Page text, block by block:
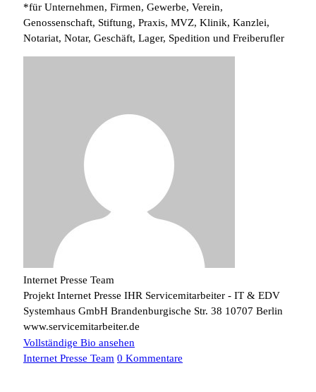
*für Unternehmen, Firmen, Gewerbe, Verein,
Genossenschaft, Stiftung, Praxis, MVZ, Klinik, Kanzlei,
Notariat, Notar, Geschäft, Lager, Spedition und Freiberufler
Internet Presse Team
Projekt Internet Presse IHR Servicemitarbeiter - IT & EDV
Systemhaus GmbH Brandenburgische Str. 38 10707 Berlin
www.servicemitarbeiter.de
Vollständige Bio ansehen
Internet Presse Team 0 Kommentare